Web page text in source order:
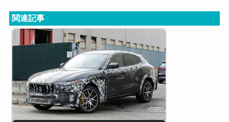
関連記事